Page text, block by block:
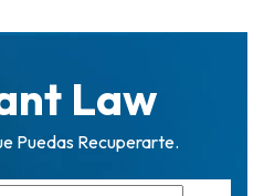
Law
Puedas Recuperarte.